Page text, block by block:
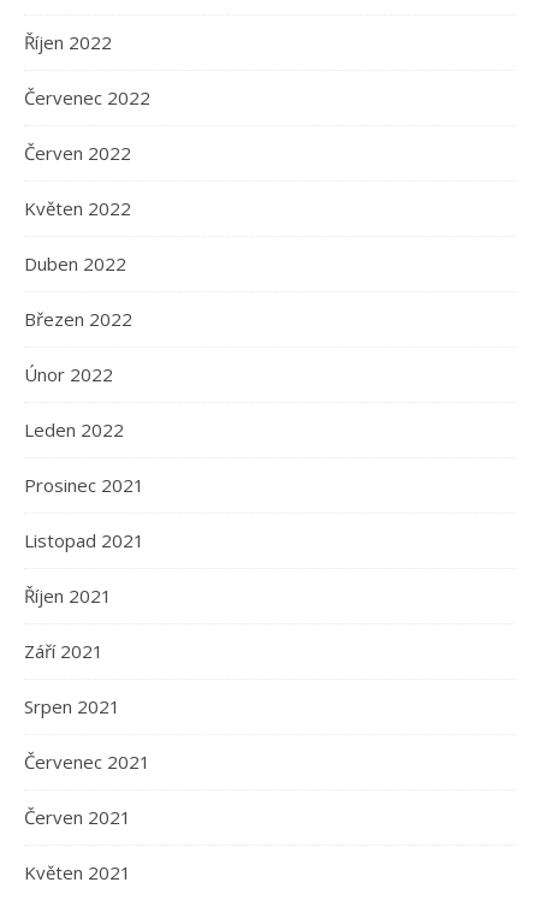
Říjen 2022
Červenec 2022
Červen 2022
Květen 2022
Duben 2022
Březen 2022
Únor 2022
Leden 2022
Prosinec 2021
Listopad 2021
Říjen 2021
Září 2021
Srpen 2021
Červenec 2021
Červen 2021
Květen 2021